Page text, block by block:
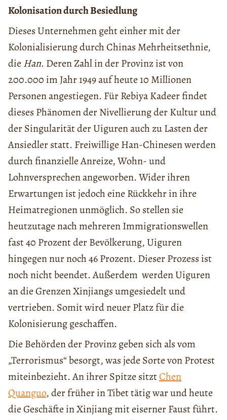
Kolonisation durch Besiedlung
Dieses Unternehmen geht einher mit der
Kolonialisierung durch Chinas Mehrheitsethnie,
die Han. Deren Zahl in der Provinz ist von
200.000 im Jahr 1949 auf heute 10 Millionen
Personen angestiegen. Für Rebiya Kadeer findet
dieses Phänomen der Nivellierung der Kultur und
der Singularität der Uiguren auch zu Lasten der
Ansiedler statt. Freiwillige Han-Chinesen werden
durch finanzielle Anreize, Wohn- und
Lohnversprechen angeworben. Wider ihren
Erwartungen ist jedoch eine Rückkehr in ihre
Heimatregionen unmöglich. So stellen sie
heutzutage nach mehreren Immigrationswellen
fast 40 Prozent der Bevölkerung, Uiguren
hingegen nur noch 46 Prozent. Dieser Prozess ist
noch nicht beendet. Außerdem werden Uiguren
an die Grenzen Xinjiangs umgesiedelt und
vertrieben. Somit wird neuer Platz für die
Kolonisierung geschaffen.
Die Behörden der Provinz geben sich als vom
„Terrorismus“ besorgt, was jede Sorte von Protest
miteinbezieht. An ihrer Spitze sitztChen
Quanguo, der früher in Tibet tätig war und heute
die Geschäfte in Xinjiang mit eiserner Faust führt.